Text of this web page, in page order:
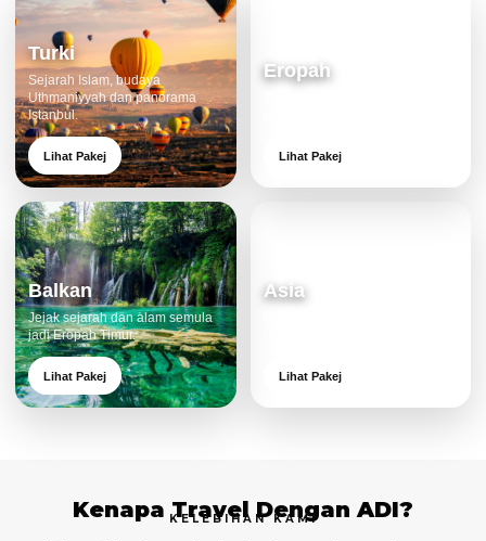
Turki
Sejarah Islam, budaya
Uthmaniyyah dan panorama
Istanbul.
Lihat Pakej
Eropah
Lihat Pakej
Balkan
Jejak sejarah dan alam semula
jadi Eropah Timur.
Lihat Pakej
Asia
Lihat Pakej
KELEBIHAN KAMI
Kenapa Travel Dengan ADI?